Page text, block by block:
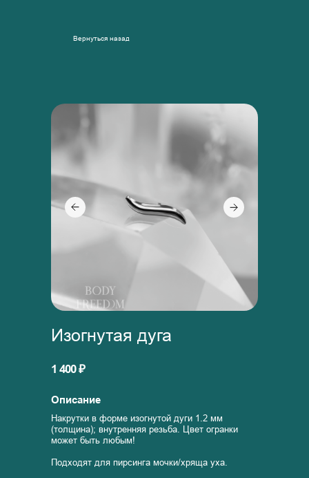
Вернуться назад
Изогнутая дуга
Описание
Накрутки в форме изогнутой дуги 1.2 мм
(толщина); внутренняя резьба. Цвет огранки
может быть любым!
Подходят для пирсинга мочки/хряща уха.
1 400 ₽